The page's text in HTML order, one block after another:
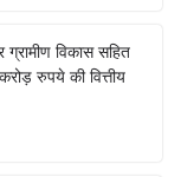
विकास सहित
रुपये की वित्तीय